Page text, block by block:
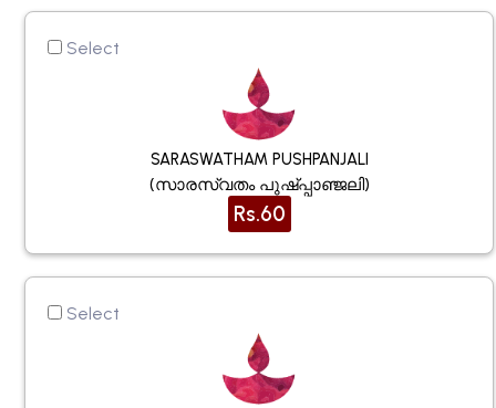
Select
SARASWATHAM PUSHPANJALI
(സാരസ്വതം പുഷ്പ്പാഞ്ജലി)
Rs.60
Select